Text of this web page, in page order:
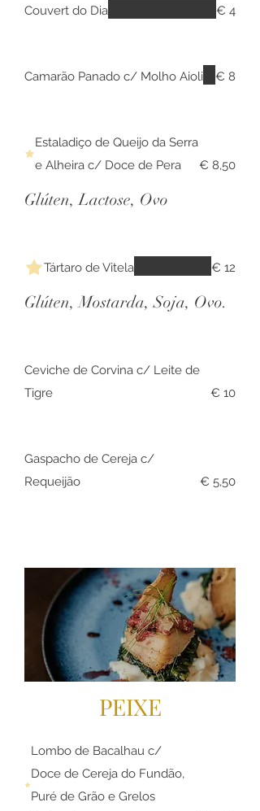
Couvert do Dia € 4
Camarão Panado c/ Molho Aioli € 8
Estaladiço de Queijo da Serra
e Alheira c/ Doce de Pera
Glúten, Lactose, Ovo
€ 8,50
Tártaro de Vitela
Glúten, Mostarda, Soja, Ovo.
€ 12
Ceviche de Corvina c/ Leite de
Tigre
€ 10
Gaspacho de Cereja c/
Requeijão
€ 5,50
PEIXE
Lombo de Bacalhau c/
Doce de Cereja do Fundão,
Puré de Grão e Grelos